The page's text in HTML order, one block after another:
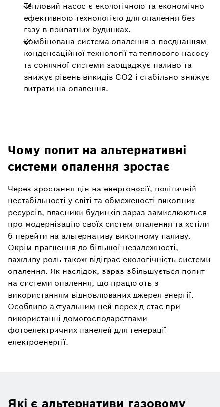
Тепловий насос є екологічною та економічно
ефективною технологією для опалення без
газу в приватних будинках.
Комбінована система опалення з поєднанням
конденсаційної технології та теплового насосу
та сонячної системи заощаджує паливо та
знижує рівень викидів CO2 і стабільно знижує
витрати на опалення.
Чому попит на альтернативні
системи опалення зростає
Через зростання цін на енергоносії, політичній
нестабільності у світі та обмеженості викопних
ресурсів, власники будинків зараз замислюються
про модернізацію своїх систем опалення та хотіли
б перейти на альтернативу викопному паливу.
Окрім прагнення до більшої незалежності,
важливу роль також відіграє екологічність системи
опалення. Як наслідок, зараз збільшується попит
на системи опалення, що працюють з
використанням відновлюваних джерел енергії.
Особливо актуальним цей перехід стає при
використанні домогосподарствами
фотоелектричних панелей для генерації
електроенергії.
Які є альтернативи газовому